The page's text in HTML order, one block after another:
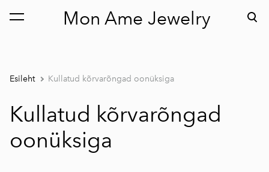
Mon Ame Jewelry
lisati ostukorvi. Vaata ostukorvi
Esileht Kullatud kõrvarõngad oonüksiga
Kullatud kõrvarõngad
oonüksiga